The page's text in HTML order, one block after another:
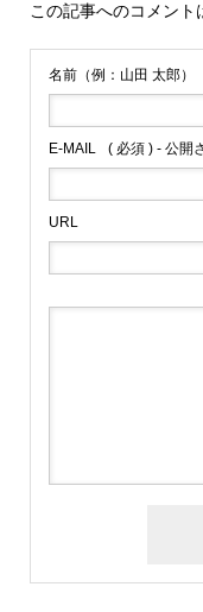
この記事へのコメント
名前（例：山田 太郎）
E-MAIL ( 必須 ) - 公開
URL